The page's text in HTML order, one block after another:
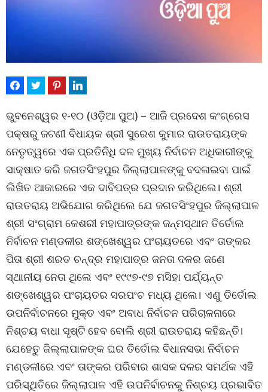
ଭୁବନେଶ୍ୱର ୧-୧୦ (ଓଡ଼ିଆ ପୁଅ) – ଆଜି ପ୍ରଦେଶ କଂଗ୍ରେସ
ପକ୍ଷରୁ ଜଟଣୀ ବିଧାୟକ ଶ୍ରୀ ସୁରେଶ କୁମାର ରାଉତରାୟଙ୍କ
ନେତୃତ୍ୱରେ ଏକ ପ୍ରତିନିଧି ଦଳ ମୁଖ୍ୟ ନିର୍ବାଚନ ଅଧିକାରୀଙ୍କୁ
ସାକ୍ଷାତ କରି ଜଗତସିଂହପୁର ଜିଲ୍ଲାପାଳଙ୍କୁ ବଦଳାଇବା ପାଇଁ
ଲିଖିତ ଆକାରରେ ଏକ ଦାବିପତ୍ର ପ୍ରଦାନ କରିଥିଲେ। ଶ୍ରୀ
ରାଉତରାୟ ଅଭିଯୋଗ କରିଥିଲେ ଯେ ଜଗତସିଂହପୁର ଜିଲ୍ଲାପାଳ
ଶ୍ରୀ ସଂଗ୍ରାମ କେଶରୀ ମହାପାତ୍ରଙ୍କ ଜନ୍ମସ୍ଥାନ ତିର୍ତୋଲ
ନିର୍ବାଚନ ମଣ୍ଡଳୀର ଶଙ୍ଖେଶ୍ୱର ପଂଚାୟତରେ ଏବଂ ତାଙ୍କର
ପିତା ଶ୍ରୀ ଶରତ ଚନ୍ଦ୍ର ମହାପାତ୍ର ଜନତା ଦଳର ଜଣେ
ସ୍ଥାନୀୟ ନେତା ଥିଲେ ଏବଂ ୧୯୯୭-୯୭ ମସିହା ପର୍ଯ୍ୟନ୍ତ
ଶଙ୍ଖେଶ୍ୱର ପଂଚାୟତର ସରପଂଚ ମଧ୍ୟ ଥିଲେ। ଏଣୁ ତିର୍ତୋଲ
ଉପନିର୍ବାଚନରେ ମୁକ୍ତ ଏବଂ ଅବାଧ ନିର୍ବାଚନ ପରିଚାଳନାରେ
ନିଶ୍ଚୟ ବାଧା ସୃଷ୍ଟି ହେବ ବୋଲି ଶ୍ରୀ ରାଉତରାୟ କହିଛନ୍ତି।
ଯେହେତୁ ଜିଲ୍ଲାପାଳଙ୍କ ଘର ତିର୍ତୋଲ ବିଧାନସଭା ନିର୍ବାଚନ
ମଣ୍ଡଳୀରେ ଏବଂ ତାଙ୍କର ପରିବାର ଶାସକ ଦଳର ସମର୍ଥକ ଏହି
ପରିସ୍ଥିତିରେ ଜିଲ୍ଲାପାଳ ଏହି ଉପନିର୍ବାଚନକୁ ନିଶ୍ଚୟ ପ୍ରଭାବିତ